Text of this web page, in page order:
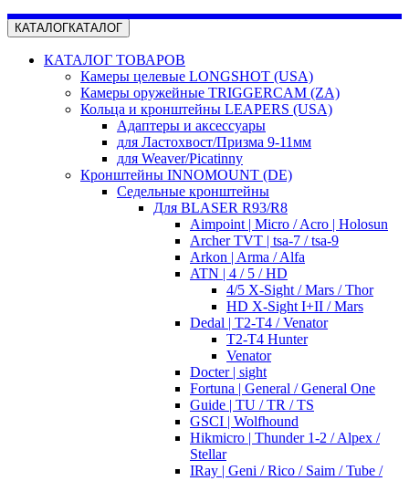
КАТАЛОГКАТАЛОГ
КАТАЛОГ ТОВАРОВ
Камеры целевые LONGSHOT (USA)
Камеры оружейные TRIGGERCAM (ZA)
Кольца и кронштейны LEAPERS (USA)
Адаптеры и аксессуары
для Ластохвост/Призма 9-11мм
для Weaver/Picatinny
Кронштейны INNOMOUNT (DE)
Седельные кронштейны
Для BLASER R93/R8
Aimpoint | Micro / Acro | Holosun
Archer TVT | tsa-7 / tsa-9
Arkon | Arma / Alfa
ATN | 4 / 5 / HD
4/5 X-Sight / Mars / Thor
HD X-Sight I+II / Mars
Dedal | T2-T4 / Venator
T2-T4 Hunter
Venator
Docter | sight
Fortuna | General / General One
Guide | TU / TR / TS
GSCI | Wolfhound
Hikmicro | Thunder 1-2 / Alpex /
Stellar
IRay | Geni / Rico / Saim / Tube /